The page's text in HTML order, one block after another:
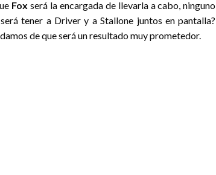
Fox será la encargada de llevarla a cabo, ninguno
tener a Driver y a Stallone juntos en pantalla?
de que será un resultado muy prometedor.